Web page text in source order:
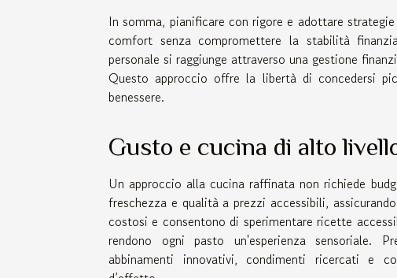
In somma, pianificare con rigore e adottare
comfort senza compromettere la stabilità
personale si raggiunge attraverso una gestione
Questo approccio offre la libertà di concedersi
benessere.
Gusto e cucina di alto
Un approccio alla cucina raffinata non richiede
freschezza e qualità a prezzi accessibili,
costosi e consentono di sperimentare ricette
rendono ogni pasto un'esperienza sensoriale.
abbinamenti innovativi, condimenti ricercati e